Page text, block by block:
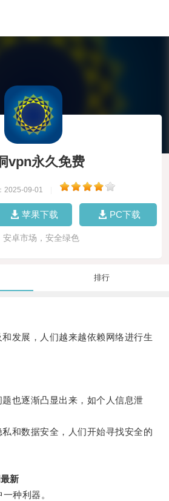
vpn永久免费
2025-09-01
苹果下载 PC下载
安卓市场，安全绿色
排行
展，人们越来越依赖网络进行生
逐渐凸显出来，如个人信息泄
数据安全，人们开始寻找安全的
新
种利器。